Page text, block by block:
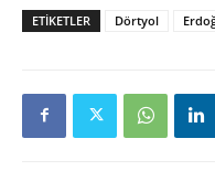
ETIKETLER Dörtyol